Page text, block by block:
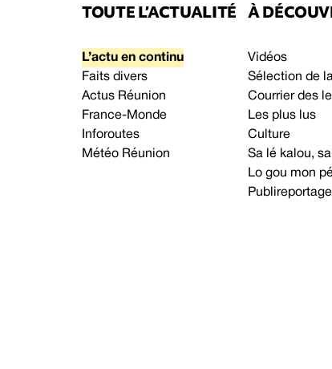
TOUTE L’ACTUALITÉ
L’actu en continu
Faits divers
Actus Réunion
France-Monde
Inforoutes
Météo Réunion
À
Vidéos
Sélection de
Courrier des
Les plus lus
Culture
Sa lé kalou,
Lo gou mon